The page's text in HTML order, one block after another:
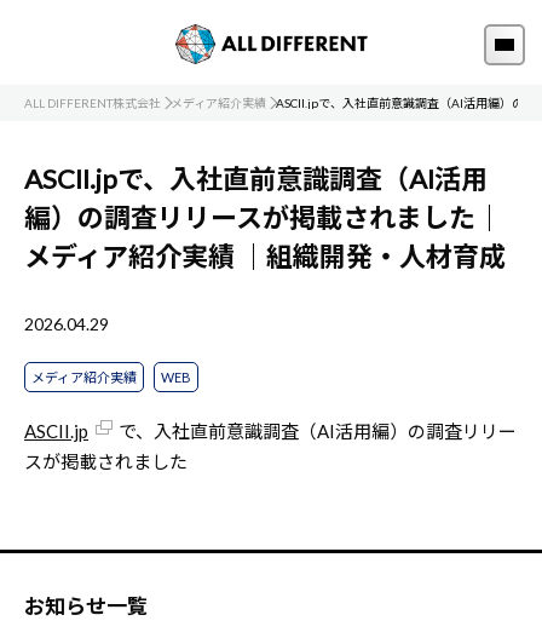
ALL DIFFERENT株式会社 メディア紹介実績 ASCII.jpで、入社直前意識調査（AI活用編）の
ASCII.jpで、入社直前意識調査（AI活用
編）の調査リリースが掲載されました｜
メディア紹介実績
｜組織開発・人材育成
2026.04.29
メディア紹介実績 WEB
ASCII.jp
で、入社直前意識調査（AI活用編）の調査リリー
スが掲載されました
お知らせ一覧